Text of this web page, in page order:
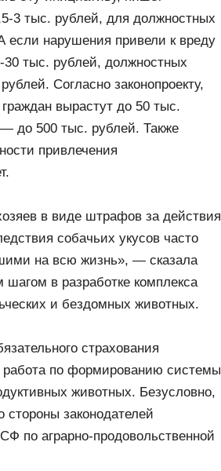
3 тыс. рублей, для должностных
нарушения привели к вреду
тыс. рублей, должностных
Согласно законопроекту,
вырастут до 50 тыс.
до 500 тыс. рублей. Также
привлечения
в виде штрафов за действия
собачьих укусов часто
на всю жизнь», — сказала
в разработке комплекса
и бездомных животных.
страхования
работа по формированию системы
животных. Безусловно,
стороны законодателей
по аграрно-продовольственной